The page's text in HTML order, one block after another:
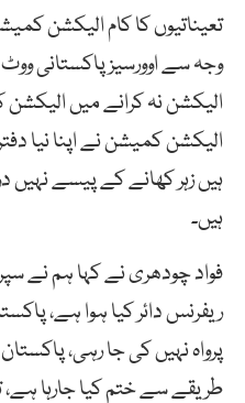
تعیناتیوں کا کام الیکشن
وجہ سے اوورسیز پاکستانی
الیکشن کمیشن نے اپنا نیا
ہیں زہر کھانے کے پیسے
ہیں۔
فواد چودھری نے کہا ہم نے
ریفرنس دائر کیا ہوا ہے،
پرواہ نہیں کی جا رہی،